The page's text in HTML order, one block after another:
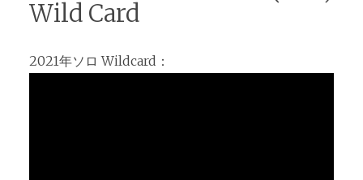
Wild Card
2021年ソロ Wildcard：